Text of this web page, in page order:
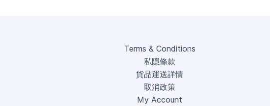
Terms & Conditions
私隱條款
貨品運送詳情
取消政策
My Account